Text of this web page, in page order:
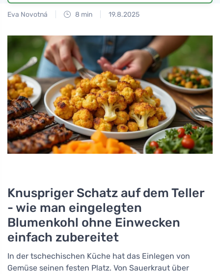
Eva Novotná 8 min 19.8.2025
Knuspriger Schatz auf dem Teller
- wie man eingelegten
Blumenkohl ohne Einwecken
einfach zubereitet
In der tschechischen Küche hat das Einlegen von
Gemüse seinen festen Platz. Von Sauerkraut über